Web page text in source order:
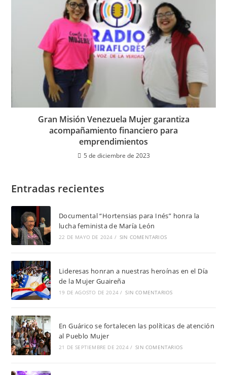
Gran Misión Venezuela Mujer garantiza
acompañamiento financiero para
emprendimientos
5 de diciembre de 2023
Entradas recientes
Documental “Hortensias para Inés” honra la
lucha feminista de María León
22 DE MAYO DE 2024 / SIN COMENTARIOS
Lideresas honran a nuestras heroínas en el Día
de la Mujer Guaireña
19 DE AGOSTO DE 2024 / SIN COMENTARIOS
En Guárico se fortalecen las políticas de atención
al Pueblo Mujer
21 DE SEPTIEMBRE DE 2024 / SIN COMENTARIOS